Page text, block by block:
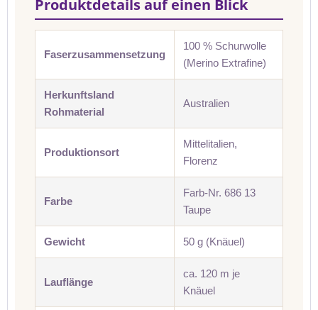
Produktdetails auf einen Blick
Faserzusammensetzung
100 % Schurwolle
(Merino Extrafine)
Herkunftsland
Rohmaterial
Australien
Produktionsort
Mittelitalien,
Florenz
Farbe
Farb-Nr. 686 13
Taupe
Gewicht 50 g (Knäuel)
Lauflänge
ca. 120 m je
Knäuel